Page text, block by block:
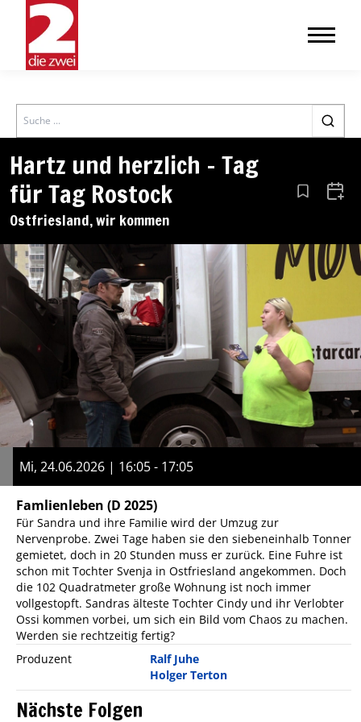
Search
Hartz und herzlich – Tag
für Tag Rostock
Ostfriesland, wir kommen
Aus den
Mi, 24.06.2026 | 16:05 - 17:05
Famlienleben (D 2025)
Für Sandra und ihre Familie wird der Umzug zur
Nervenprobe. Zwei Tage haben sie den siebeneinhalb Tonner
gemietet, doch in 20 Stunden muss er zurück. Eine Fuhre ist
schon mit Tochter Svenja in Ostfriesland angekommen. Doch
die 102 Quadratmeter große Wohnung ist noch immer
vollgestopft. Sandras älteste Tochter Cindy und ihr Verlobter
Ossi kommen vorbei, um sich ein Bild vom Chaos zu machen.
Werden sie rechtzeitig fertig?
Produzent
Ralf Juhe
Holger Terton
Nächste Folgen